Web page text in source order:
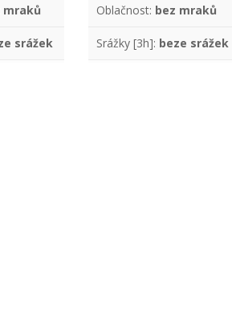
mraků
srážek
Oblačnost: bez mraků
Srážky [3h]: beze srážek